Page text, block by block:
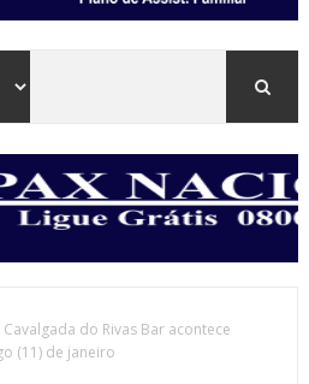
do Rivas Bar acontece
(11) de janeiro